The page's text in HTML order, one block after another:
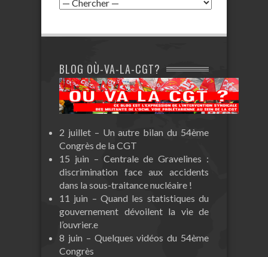
BLOG OÙ-VA-LA-CGT?
2 juillet – Un autre bilan du 54ème
Congrès de la CGT
15 juin – Centrale de Gravelines :
discrimination face aux accidents
dans la sous-traitance nucléaire !
11 juin – Quand les statistiques du
gouvernement dévoilent la vie de
l’ouvrier.e
8 juin – Quelques vidéos du 54ème
Congrès